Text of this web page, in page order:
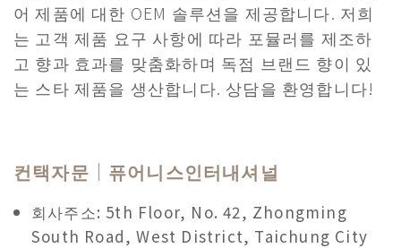
어 제품에 대한 OEM 솔루션을 제공합니다. 저희
는 고객 제품 요구 사항에 따라 포뮬러를 제조하
고 향과 효과를 맞춤화하며 독점 브랜드 향이 있
는 스타 제품을 생산합니다. 상담을 환영합니다!
컨택자문｜퓨어니스인터내셔널
회사주소: 5th Floor, No. 42, Zhongming
South Road, West District, Taichung City